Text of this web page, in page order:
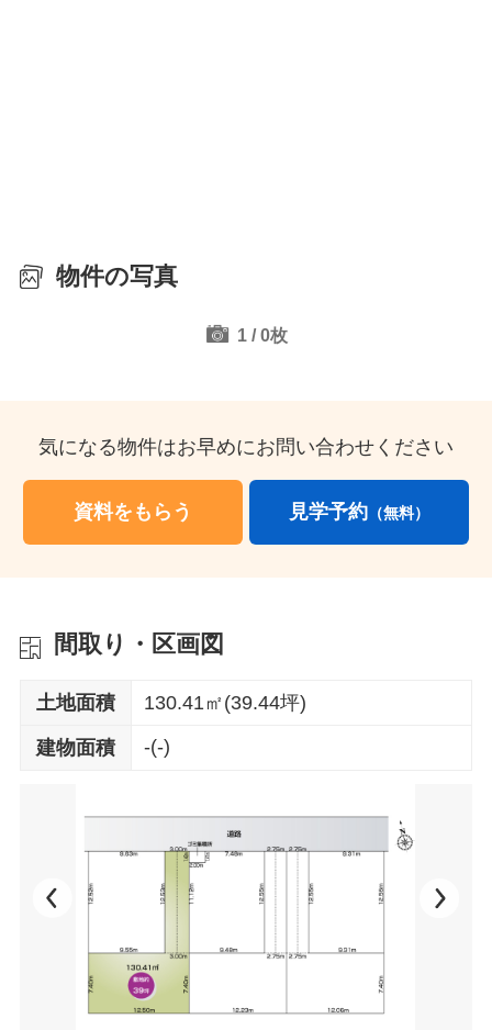
物件の写真
1/0枚
気になる物件はお早めにお問い合わせください
資料をもらう 見学予約 （無料）
間取り・区画図
土地面積 130.41㎡(39.44坪)
建物面積 -(-)